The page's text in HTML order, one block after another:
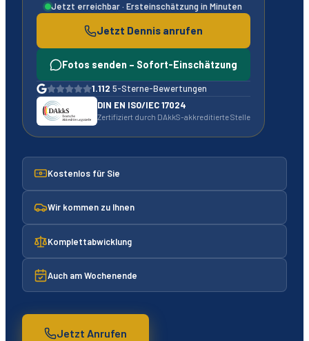
Jetzt erreichbar · Ersteinschätzung in Minuten
Jetzt Dennis anrufen
Fotos senden – Sofort-Einschätzung
1.112 5-Sterne-Bewertungen
DIN EN ISO/IEC 17024
Zertifiziert durch DAkkS-akkreditierte Stelle
Kostenlos für Sie
Wir kommen zu Ihnen
Komplettabwicklung
Auch am Wochenende
Jetzt Anrufen